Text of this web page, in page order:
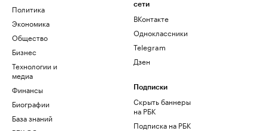
Политика
Экономика
Общество
Бизнес
Технологии и
медиа
Финансы
Биографии
База знаний
сети
ВКонтакте
Одноклассники
Telegram
Дзен
Подписки
Скрыть баннеры
на РБК
Подписка на РБК